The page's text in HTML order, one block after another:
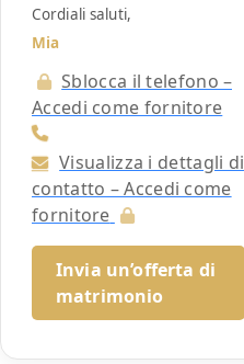
Cordiali saluti,
Mia
Sblocca il telefono –
Accedi come fornitore
Visualizza i dettagli di
contatto – Accedi come
fornitore
Invia un’offerta di
matrimonio